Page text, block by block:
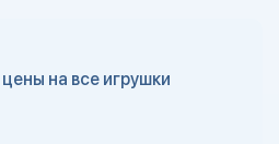
на все игрушки